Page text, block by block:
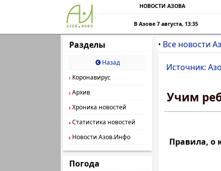
НОВОСТИ АЗОВА
В Азове 7 августа, 13:35
Разделы
Назад
1 Коронавирус
2 Архив
3 Хроника новостей
4 Статистика новостей
5 Новости Азов.Инфо
Погода
• Все новости
Источник:
Учим
Правила, о